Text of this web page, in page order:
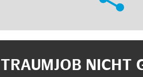
TRAUMJOB NICHT